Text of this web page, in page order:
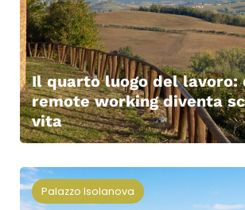
Il quarto luogo del lavoro:
remote working diventa
vita
Palazzo Isolanova